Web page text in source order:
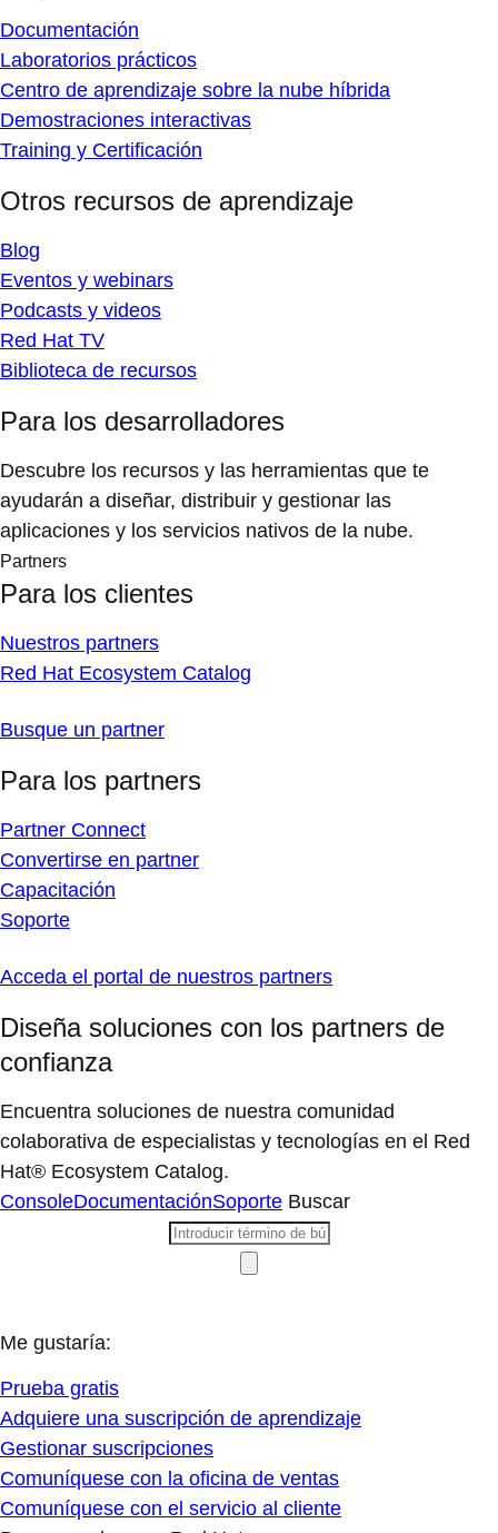
Documentación
Laboratorios prácticos
Centro de aprendizaje sobre la nube híbrida
Demostraciones interactivas
Training y Certificación
Otros recursos de aprendizaje
Blog
Eventos y webinars
Podcasts y videos
Red Hat TV
Biblioteca de recursos
Para los desarrolladores
Descubre los recursos y las herramientas que te
ayudarán a diseñar, distribuir y gestionar las
aplicaciones y los servicios nativos de la nube.
Partners
Para los clientes
Nuestros partners
Red Hat Ecosystem Catalog
Busque un partner
Para los partners
Partner Connect
Convertirse en partner
Capacitación
Soporte
Acceda el portal de nuestros partners
Diseña soluciones con los partners de
confianza
Encuentra soluciones de nuestra comunidad
colaborativa de especialistas y tecnologías en el Red
Hat® Ecosystem Catalog.
ConsoleDocumentaciónSoporte Buscar
Me gustaría:
Prueba gratis
Adquiere una suscripción de aprendizaje
Gestionar suscripciones
Comuníquese con la oficina de ventas
Comuníquese con el servicio al cliente